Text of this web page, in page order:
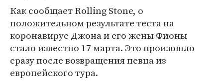
Как сообщает Rolling Stone, о
положительном результате теста на
коронавирус Джона и его жены Фионы
стало известно 17 марта. Это произошло
сразу после возвращения певца из
европейского тура.